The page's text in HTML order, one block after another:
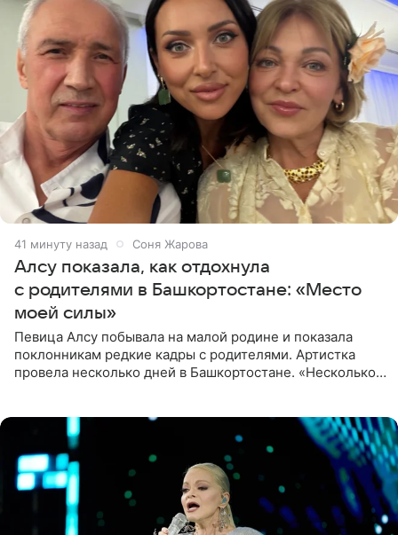
42 минуты назад Соня Жарова
Алсу показала, как отдохнула
с родителями в Башкортостане: «Место
моей силы»
Певица Алсу побывала на малой родине и показала
поклонникам редкие кадры с родителями. Артистка
провела несколько дней в Башкортостане. «Несколько